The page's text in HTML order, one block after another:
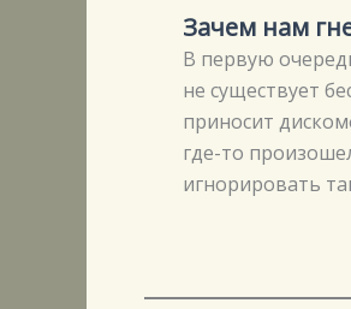
Зачем нам
В первую
не существует
приносит
где-то
игнорировать